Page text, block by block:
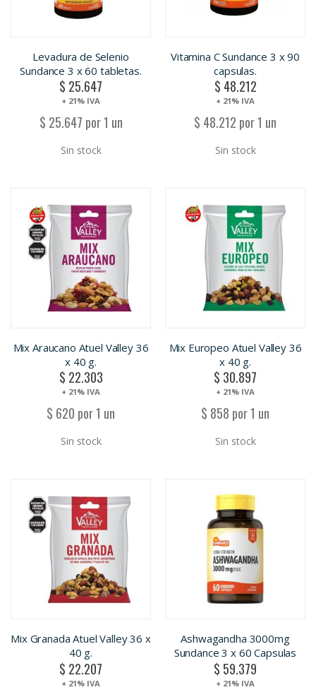
Levadura de Selenio
Sundance 3 x 60 tabletas.
$ 25.647
+ 21% IVA
$ 25.647 por 1 un
Sin stock
Vitamina C Sundance 3 x 90
capsulas.
$ 48.212
+ 21% IVA
$ 48.212 por 1 un
Sin stock
Mix Araucano Atuel Valley 36
x 40 g.
$ 22.303
+ 21% IVA
$ 620 por 1 un
Sin stock
Mix Europeo Atuel Valley 36
x 40 g.
$ 30.897
+ 21% IVA
$ 858 por 1 un
Sin stock
Mix Granada Atuel Valley 36 x
40 g.
$ 22.207
+ 21% IVA
Ashwagandha 3000mg
Sundance 3 x 60 Capsulas
$ 59.379
+ 21% IVA